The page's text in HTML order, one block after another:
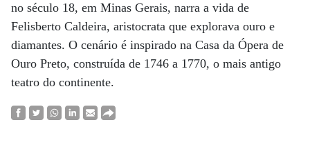
no século 18, em Minas Gerais, narra a vida de
Felisberto Caldeira, aristocrata que explorava ouro e
diamantes. O cenário é inspirado na Casa da Ópera de
Ouro Preto, construída de 1746 a 1770, o mais antigo
teatro do continente.